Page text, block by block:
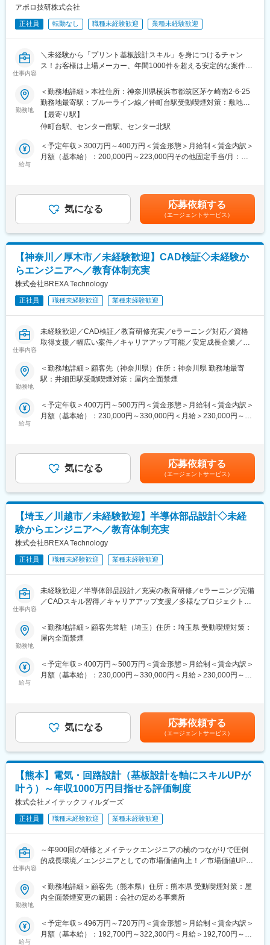
■当社について：
◇当社は、荷重計測器の専門メーカーとして【チカラ】をはかる
スの向上に全力で取り組んでいきます。
が常駐し、
アサポートなどを実施しています。
未経験の方はまず面談等を行ったうえで、個々に必要な研修をご
◎独自の評価制度
評価は点数制です。
標をすり合わせるため、評価のポイントがわかりやすく、明確な
目標を持ってスキルアップ・昇給昇格を目指せます。
■当社について：
野などの業界約300社の大手メーカーに技術を提供。まだ世に出
ていない新製品の開発など様々なプロジェクトに参画し、創業か
流れる「夕焼け小焼け」の防災無線用のアンプは全国約40,000箇
所に設置された自社製品です。
今後の高齢化社会を見据え、医療機器業界にも参入。あなたの可
能性を広げ大きく羽ばたく舞台をご用意し、あなたの「“やりた
い”に就ける」を実現します。
変更の範囲：会社の定める業務
アポロ技研株式会社
正社員 転勤なし 職種未経験歓迎 業種未経験歓迎
仕事内容
＼未経験から「プリント基板設計スキル」を身につけるチャン
ス！お客様は上場メーカー、年間1000件を超える安定的な案件受
■概要：
当社は1978年に設立をし、Intelの「ゴールドパートナー」に認定
されている電子機器開発の技術支援開発企業です。ソニー、キヤ
ノンなど日本の大手メーカーと直接折衝、継続的に取引がありま
す。
■プリント基板設計について：
まれているプリント基板の設計を行っています。決められた大き
さの中に、抵抗、コンデンサ、半導体、コネクタなどの電子部品
をCADを使って、パズルのように並べていくお仕事です。
最初は簡単なものから先輩社員に教わりながら設計をしますが、
いずれはスマートフォンに入るプリント基板など、身近な電化製
品から初めて聞くような製品、装置、またはこれから新しく出て
くる製品に組み込まれる基盤の設計に携わることになります。設
くの電化製品、装置に組み込まれている一部分を担うお仕事で
す。
■組織構成/入社後の流れについて：
設計技術部には計27名(20代～50代)の社員が在籍しております。
ますので、受け入れ態勢はできております。入社後は、3～6ケ月
程度グループ会社で研修を行います。また、先輩社員によるOJT
寧に教えますのでご安心ください。
付けることができる環境です。
◎未経験から新しいスキルを身に着けることができます。特に、
電気回路設計→基板製造→実装など一連の流れをグループ含め自
ー、カメラ、ドライブレコーダー、カーオーディオ等の生活に身
近なもの～産業機器製品 など
変更の範囲：会社の定める業務
勤務地
＜勤務地詳細＞本社住所：神奈川県横浜市都筑区茅ケ崎南2-6-25
勤務地最寄駅：ブルーライン線／仲町台駅受動喫煙対策：敷地内
喫煙可能場所あり変更の範囲：会社の定める事業所
【最寄り駅】
仲町台駅、センター南駅、センター北駅
給与
＜予定年収＞300万円～400万円＜賃金形態＞月給制＜賃金内訳＞
月額（基本給）：200,000円～223,000円その他固定手当/月：
決定します。■賞与：年2回 (入社2年目より支給)賃金はあくまで
も目安の金額であり、選考を通じて上下する可能性があります。
月給(月額)は固定手当を含めた表記です。
気になる 応募依頼する
（エージェントサービス）
【神奈川／厚木市／未経験歓迎】CAD検証◇未経験か
らエンジニアへ／教育体制充実
株式会社BREXA Technology
正社員 職種未経験歓迎 業種未経験歓迎
仕事内容
未経験歓迎／CAD検証／教育研修充実／eラーニング対応／資格
取得支援／幅広い案件／キャリアアップ可能／安定成長企業／フ
◆職務概要：株式会社アウトソーシングテクノロジーの社員とし
てメーカー企業に常駐し、メーカー技術社員と弊社先輩社員と協
◆職務詳細：
※ご経験スキル、ご志向性に応じて別案件の打診をさせていただく
場合もございます。
◆使用ツール：
◇NX・G2B
◆未経験の方のご活躍事例
自動車内装部品の試験評価プロジェクトに配属
今後の需要から電気系エンジニアを目指して電験三種を勉強中。
現在はフィールドエンジニアとして活躍中。
・営業
大手メーカーでの打ち合わせ、取りまとめ・設計者業務を学び、
設計補助から一設計担当へ。
全社月平均残業時間：約20時間
年休：120日程度
◆配属後の流れ・安心のフォローアップ体制：
モノ作りの流れを理解していただくために、生産工程からスター
ト。並行してeラーニングのサポート研修、技術研修、キャリアア
ドバイザーによる面談(相談いつでも可能)等を通じて2年～3年程
度のアサイン案件に携わります。
さらに半年に1度、営業とプロジェクトリーダーと面談し、自身の
状態や希望に合わせて適切なプロジェクトに配属できるような体
制が整っています。そのため、多種多様な業界の先プロジェクト
を担当でき、幅広い知識とスキルを身に付けることが可能です。
テキストを用いて勉強が可能です。
・Word/Excel/Powerpoint
・工程リーダー研修
・CAD_CATIA（設計ツール）など
勤務地
＜勤務地詳細＞顧客先（神奈川県）住所：神奈川県 勤務地最寄
駅：井細田駅受動喫煙対策：屋内全面禁煙
給与
＜予定年収＞400万円～500万円＜賃金形態＞月給制＜賃金内訳＞
月額（基本給）：230,000円～330,000円＜月給＞230,000円～
の金額であり、選考を通じて上下する可能性があります。月給(月
額)は固定手当を含めた表記です。
気になる 応募依頼する
（エージェントサービス）
【埼玉／川越市／未経験歓迎】半導体部品設計◇未経
験からエンジニアへ／教育体制充実
株式会社BREXA Technology
正社員 職種未経験歓迎 業種未経験歓迎
仕事内容
未経験歓迎／半導体部品設計／充実の教育研修／eラーニング完備
／CADスキル習得／キャリアアップ支援／多様なプロジェクト経
◆職務概要：株式会社アウトソーシングテクノロジーの社員とし
てメーカー企業に常駐し、メーカー技術社員と弊社先輩社員と協
◆職務詳細：
◇配管部品内部の部品構造の検討・調査
※ご経験スキル、ご志向性に応じて別案件の打診をさせていただく
場合もございます。
◆使用ツール：
◇ICAD、Solidworks
◆未経験の方のご活躍事例
今後の需要から電気系エンジニアを目指して電験三種を勉強中。
・アパレル店舗運営
現在はフィールドエンジニアとして活躍中。
・営業
設計補助から一設計担当へ。
勤務地
＜勤務地詳細＞顧客先常駐（埼玉）住所：埼玉県 受動喫煙対策：
屋内全面禁煙
給与
＜予定年収＞400万円～500万円＜賃金形態＞月給制＜賃金内訳＞
月額（基本給）：230,000円～330,000円＜月給＞230,000円～
の金額であり、選考を通じて上下する可能性があります。月給(月
額)は固定手当を含めた表記です。
気になる 応募依頼する
（エージェントサービス）
【熊本】電気・回路設計（基板設計を軸にスキルUPが
叶う）～年収1000万円目指せる評価制度
株式会社メイテックフィルダーズ
正社員 職種未経験歓迎 業種未経験歓迎
仕事内容
～年900回の研修とメイテックエンジニアの横のつながりで圧倒
的成長環境／エンジニアとしての市場価値向上！／市場価値UP／
■業務内容
基板設計を中心に、電気・電子分野の設計および関連業務をお任
配属先メーカーのプロジェクトにて、これまでのご経験やスキル
に応じた業務からスタートします。
勤務地
＜勤務地詳細＞顧客先（熊本県）住所：熊本県 受動喫煙対策：屋
内全面禁煙変更の範囲：会社の定める事業所
給与
＜予定年収＞496万円～720万円＜賃金形態＞月給制＜賃金内訳＞
月額（基本給）：192,700円～322,300円＜月給＞192,700円～